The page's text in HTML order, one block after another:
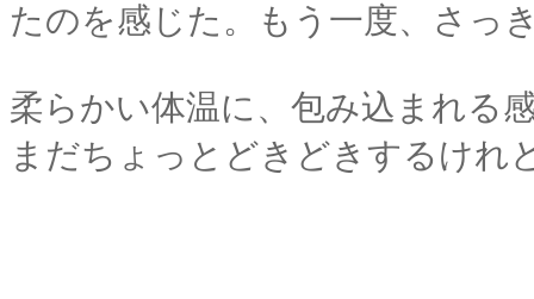
たのを感じた。もう一度、さっ
柔らかい体温に、包み込まれる
まだちょっとどきどきするけれ